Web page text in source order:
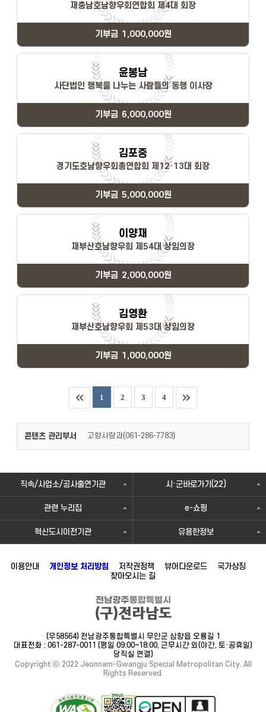
재충남호남향우회연합회 제4대 회장
기부금 1,000,000원
윤봉남
사단법인 행복을 나누는 사람들의 동행 이사장
기부금 6,000,000원
김포중
경기도호남향우회총연합회 제12·13대 회장
기부금 5,000,000원
이양재
재부산호남향우회 제54대 상임의장
기부금 2,000,000원
김영환
재부산호남향우회 제53대 상임의장
기부금 1,000,000원
1 2 3 4
콘텐츠 관리부서 고향사랑과(061-286-7783)
직속/사업소/공사출연기관 시·군바로가기(22)
관련 누리집 e-쇼핑
혁신도시이전기관 유용한정보
이용안내 개인정보 처리방침 저작권정책 뷰어다운로드
국가상징
찾아오시는 길
(우58564) 전남광주통합특별시 무안군 삼향읍 오룡길 1
대표전화 : 061-287-0011 (평일 09:00~18:00, 근무시간 외(야간, 토·공휴일)
당직실 연결)
Copyright ⓒ 2022 Jeonnam-Gwangju Special Metropolitan City. All
Rights Reserved.